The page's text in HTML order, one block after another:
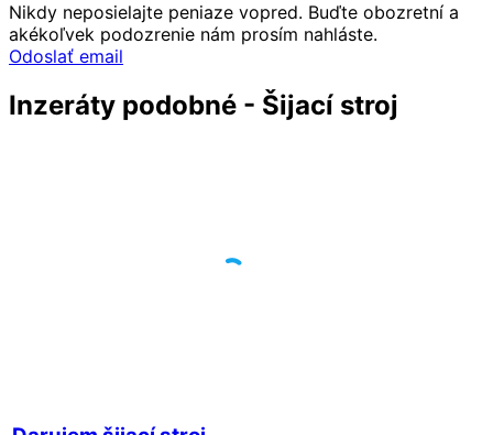
Nikdy neposielajte peniaze vopred. Buďte obozretní a
akékoľvek podozrenie nám prosím nahláste.
Odoslať email
Inzeráty podobné - Šijací stroj